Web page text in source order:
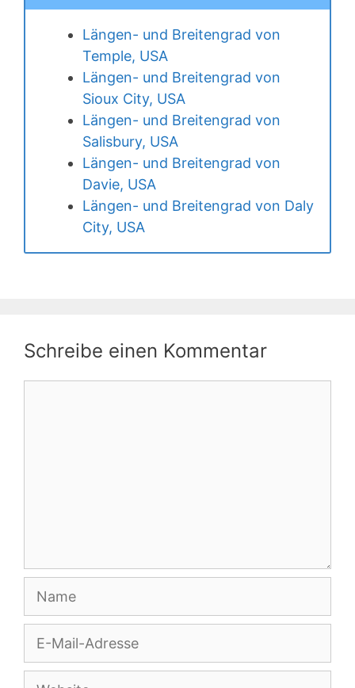
Längen- und Breitengrad von
Temple, USA
Längen- und Breitengrad von
Sioux City, USA
Längen- und Breitengrad von
Salisbury, USA
Längen- und Breitengrad von
Davie, USA
Längen- und Breitengrad von Daly
City, USA
Schreibe einen Kommentar
Adresse
Website